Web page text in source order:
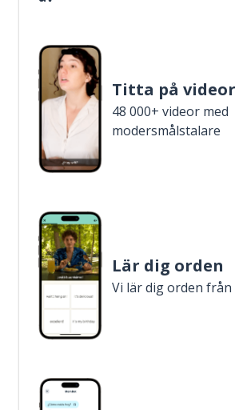
Titta på videor
48 000+ videor med
modersmålstalare
Lär dig orden
Vi lär dig orden från